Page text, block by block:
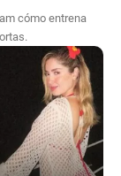
cómo entrena